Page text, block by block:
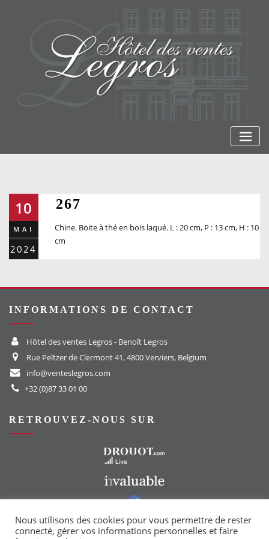
10
MAI
2024
267
Chine. Boite à thé en bois laqué. L : 20 cm, P : 13 cm, H : 10
cm
INFORMATIONS DE CONTACT
Hôtel des ventes Legros - Benoît Legros
Rue Peltzer de Clermont 41, 4800 Verviers, Belgium
info@venteslegros.com
+32 (0)87 33 01 00
RETROUVEZ-NOUS SUR
Vers notre groupe Facebook
Nous utilisons des cookies pour vous permettre de rester
connecté, gérer vos informations personnelles et faire